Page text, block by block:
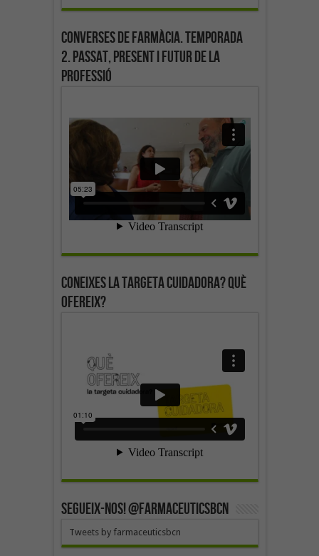
Converses de farmàcia. Temporada
2. Passat, present i futur de la
professió
Coneixes la targeta cuidadora? Què
ofereix?
SEGUEIX-NOS! @farmaceuticsbcn
Tweets by farmaceuticsbcn